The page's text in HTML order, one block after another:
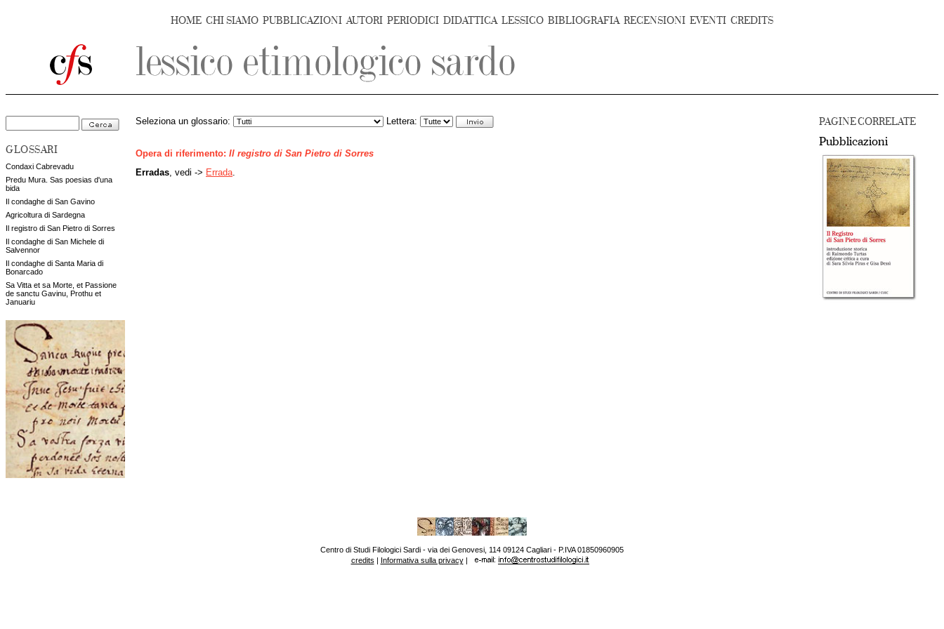
HOME CHI SIAMO PUBBLICAZIONI AUTORI PERIODICI DIDATTICA LESSICO BIBLIOGRAFIA RECENSIONI EVENTI CREDITS
GLOSSARI
Condaxi Cabrevadu
Predu Mura. Sas poesias d'una
bida
Il condaghe di San Gavino
Agricoltura di Sardegna
Il registro di San Pietro di Sorres
Il condaghe di San Michele di
Salvennor
Il condaghe di Santa Maria di
Bonarcado
Sa Vitta et sa Morte, et Passione
de sanctu Gavinu, Prothu et
Januariu
PAGINE CORRELATE
Pubblicazioni
Seleziona un glossario: Lettera:
Opera di riferimento: Il registro di San Pietro di Sorres
Erradas , vedi -> Errada
Centro di Studi Filologici Sardi - via dei Genovesi, 114 09124 Cagliari - P.IVA 01850960905
credits | Informativa sulla privacy|